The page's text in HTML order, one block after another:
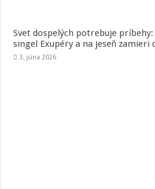
Svet dospelých potrebuje príbehy:
singel Exupéry a na jeseň zamieri
3. júna 2026